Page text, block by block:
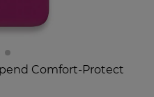
Comfort-Protect